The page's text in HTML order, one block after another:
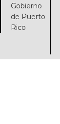
Gobierno
de Puerto
Rico